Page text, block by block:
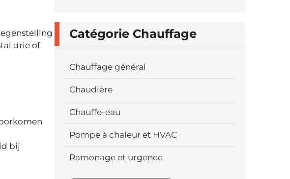
drie of
bij
Catégorie Chauffage
Chauffage général
Chaudière
Chauffe-eau
Pompe à chaleur et HVAC
Ramonage et urgence